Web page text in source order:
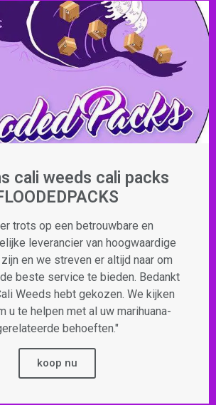
cali weeds cali packs
trots op een betrouwbare en
leverancier van hoogwaardige
en we streven er altijd naar om
beste service te bieden. Bedankt
Weeds hebt gekozen. We kijken
u te helpen met al uw marihuana-
behoeften."
koop nu